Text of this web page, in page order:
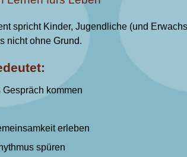
spricht Kinder, Jugendliche (und
nicht ohne Grund.
kommen
erleben
spüren